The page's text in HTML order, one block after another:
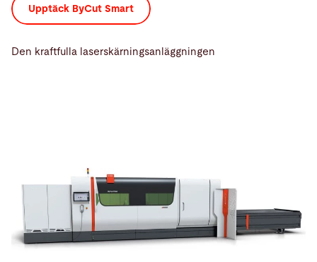
Upptäck ByCut Smart
Den kraftfulla laserskärningsanläggningen